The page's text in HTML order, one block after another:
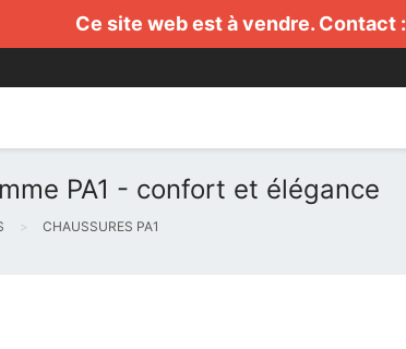
Ce site web est à vendre. Contact :
PA1 - confort et élégance
CHAUSSURES PA1